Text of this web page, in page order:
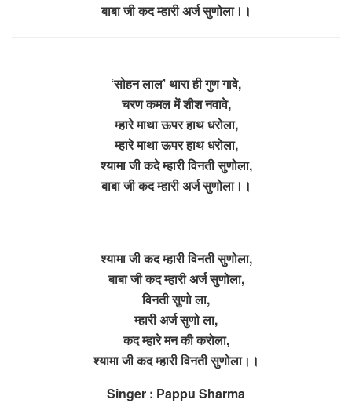
बाबा जी कद म्हारी अर्ज सुणोला।।
‘सोहन लाल’ थारा ही गुण गावे,
चरण कमल में शीश नवावे,
म्हारे माथा ऊपर हाथ धरोला,
म्हारे माथा ऊपर हाथ धरोला,
श्यामा जी कदे म्हारी विनती सुणोला,
बाबा जी कद म्हारी अर्ज सुणोला।।
श्यामा जी कद म्हारी विनती सुणोला,
बाबा जी कद म्हारी अर्ज सुणोला,
विनती सुणो ला,
म्हारी अर्ज सुणो ला,
कद म्हारे मन की करोला,
श्यामा जी कद म्हारी विनती सुणोला।।
Singer : Pappu Sharma